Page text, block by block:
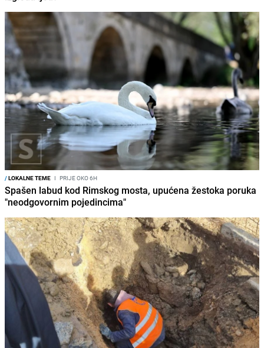
/LOKALNE TEME I PRIJE OKO 6H
Spašen labud kod Rimskog mosta, upućena žestoka poruka
"neodgovornim pojedincima"